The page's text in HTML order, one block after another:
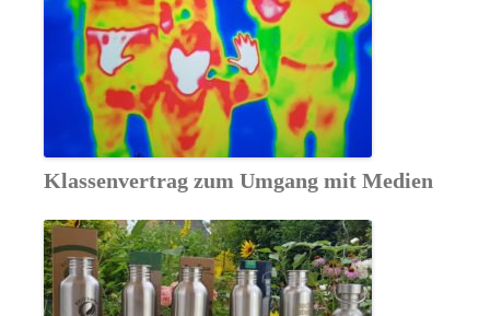
Klassenvertrag zum Umgang mit Medien